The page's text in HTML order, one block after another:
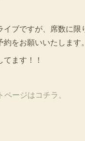
イブですが、席数に限
をお願いいたします。
ます！！
ージはコチラ。